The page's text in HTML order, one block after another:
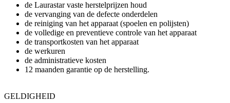
de Laurastar vaste herstelprijzen houd
de vervanging van de defecte onderdelen
de reiniging van het apparaat (spoelen en polijsten)
de volledige en preventieve controle van het apparaat
de transportkosten van het apparaat
de werkuren
de administratieve kosten
12 maanden garantie op de herstelling.
GELDIGHEID